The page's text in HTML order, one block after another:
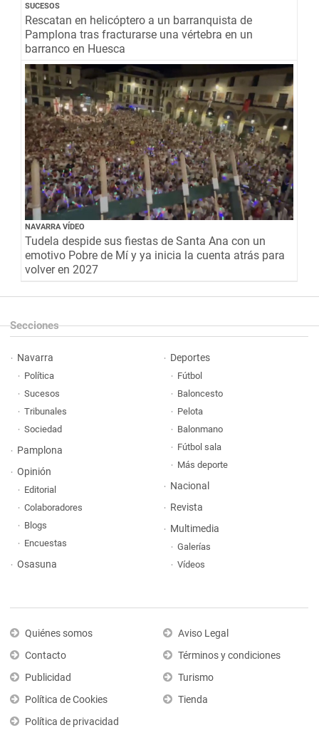
SUCESOS
Rescatan en helicóptero a un barranquista de
Pamplona tras fracturarse una vértebra en un
barranco en Huesca
NAVARRA VÍDEO
Tudela despide sus fiestas de Santa Ana con un
emotivo Pobre de Mí y ya inicia la cuenta atrás para
volver en 2027
Secciones
Navarra
Política
Sucesos
Tribunales
Sociedad
Pamplona
Opinión
Editorial
Colaboradores
Blogs
Encuestas
Osasuna
Deportes
Fútbol
Baloncesto
Pelota
Balonmano
Fútbol sala
Más deporte
Nacional
Revista
Multimedia
Galerías
Vídeos
Quiénes somos
Contacto
Publicidad
Política de Cookies
Política de privacidad
Aviso Legal
Términos y condiciones
Turismo
Tienda